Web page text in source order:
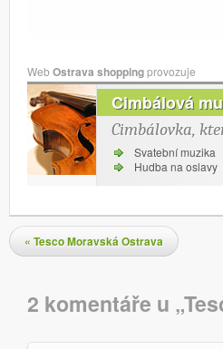
WebOstrava shoppingprovozuje
Cimbálová
Cimbálovka,
Svatební muzika
Hudba na oslavy
Navigace pro příspěvky
« Tesco Moravská Ostrava
Komentáře
2 komentáře u „